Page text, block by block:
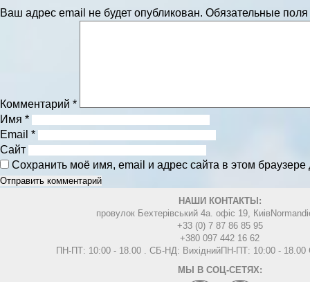
Ваш адрес email не будет опубликован. Обязательные
Комментарий *
Имя *
Email *
Сайт
Сохранить моё имя, email и адрес сайта в этом
НАШИ КОНТАКТЫ:
провулок Бехтерівський 4а. офіс 19, Киів
+33 (0) 7 87 86 85 95
+380 097 442 16 62
ПН-ПТ: 10:00 - 18.00 . СБ-НД: ВихіднийПН-ПТ: 10:00 -
МЫ В СОЦ-СЕТЯХ: